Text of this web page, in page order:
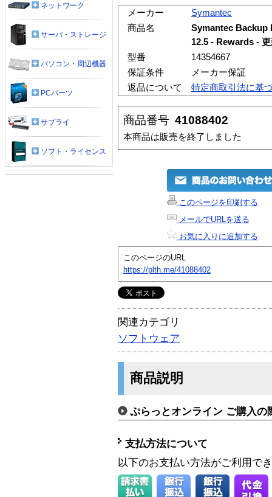
メーカー
Symantec
商品名
Symantec Backup
12.5 - Rewards -
型番
14354667
保証条件
メーカー保証
返品について
特定商取引法に基
商品番号 41088402
本商品は販売を終了しました
このページを印刷する
メールでURLを送る
お気に入りに追加する
このページのURL
https://plth.me/41088402
関連カテゴリ
ソフトウェア
商品説明
ぷらっとオンライン ご購入の
支払方法について
以下のお支払い方法がご利用で
ネットワーク
サーバ・ストレージ
パソコン・周辺機器
PCパーツ
サプライ
ソフト・ライセンス